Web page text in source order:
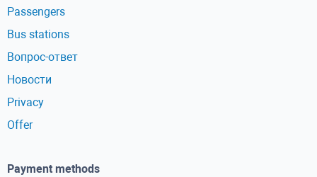
Passengers
Bus stations
Вопрос-ответ
Новости
Privacy
Offer
Payment methods